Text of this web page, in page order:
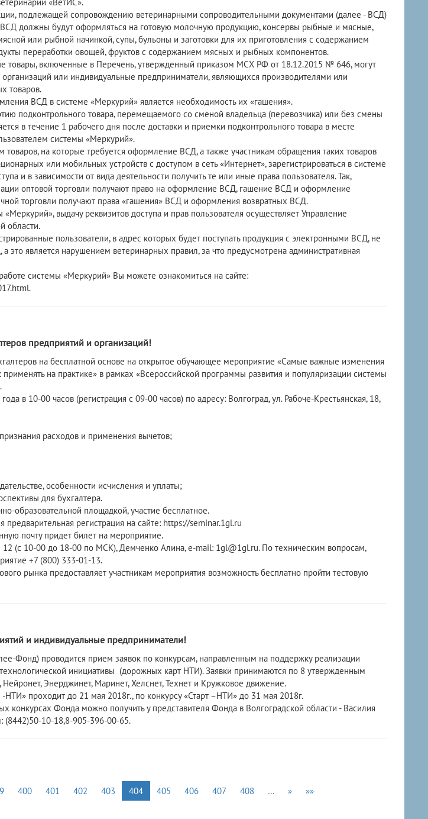
«ВетИС».
подлежащей сопровождению ветеринарными сопроводительными документами (далее - ВСД)
должны будут оформляться на готовую молочную продукцию, консервы рыбные и мясные,
или рыбной начинкой, супы, бульоны и заготовки для их приготовления с содержанием
переработки овощей, фруктов с содержанием мясных и рыбных компонентов.
товары, включенные в Перечень, утвержденный приказом МСХ РФ от 18.12.2015 № 646, могут
или индивидуальные предприниматели, являющихся производителями или
товаров.
ВСД в системе «Меркурий» является необходимость их «гашения».
подконтрольного товара, перемещаемого со сменой владельца (перевозчика) или без смены
в течение 1 рабочего дня после доставки и приемки подконтрольного товара в месте
системы «Меркурий».
товаров, на которые требуется оформление ВСД, а также участникам обращения таких товаров
или мобильных устройств с доступом в сеть «Интернет», зарегистрироваться в системе
и в зависимости от вида деятельности получить те или иные права пользователя. Так,
оптовой торговли получают право на оформление ВСД, гашение ВСД и оформление
торговли получают права «гашения» ВСД и оформления возвратных ВСД.
выдачу реквизитов доступа и прав пользователя осуществляет Управление
области.
пользователи, в адрес которых будет поступать продукция с электронными ВСД, не
это является нарушением ветеринарных правил, за что предусмотрена административная
системы «Меркурий» Вы можете ознакомиться на сайте:
предприятий и организаций!
на бесплатной основе на открытое обучающее мероприятие «Самые важные изменения
применять на практике» в рамках «Всероссийской программы развития и популяризации системы
в 10-00 часов (регистрация с 09-00 часов) по адресу: Волгоград, ул. Рабоче-Крестьянская, 18,
расходов и применения вычетов;
особенности исчисления и уплаты;
для бухгалтера.
образовательной площадкой, участие бесплатное.
предварительная регистрация на сайте: https://seminar.1gl.ru
почту придет билет на мероприятие.
12 (с 10-00 до 18-00 по МСК), Демченко Алина, e-mail: 1gl@1gl.ru. По техническим вопросам,
+7 (800) 333-01-13.
рынка предоставляет участникам мероприятия возможность бесплатно пройти тестовую
и индивидуальные предприниматели!
Фонд) проводится прием заявок по конкурсам, направленным на поддержку реализации
инициативы (дорожных карт НТИ). Заявки принимаются по 8 утвержденным
Энерджинет, Маринет, Хелснет, Технет и Кружковое движение.
-НТИ» проходит до 21 мая 2018г., по конкурсу «Старт –НТИ» до 31 мая 2018г.
конкурсах Фонда можно получить у представителя Фонда в Волгоградской области - Василия
(8442)50-10-18,8-905-396-00-65.
400 401 402 403 404 405 406 407 408 … » »»